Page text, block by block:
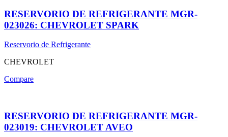
RESERVORIO DE REFRIGERANTE MGR-
023026: CHEVROLET SPARK
Reservorio de Refrigerante
CHEVROLET
Compare
RESERVORIO DE REFRIGERANTE MGR-
023019: CHEVROLET AVEO